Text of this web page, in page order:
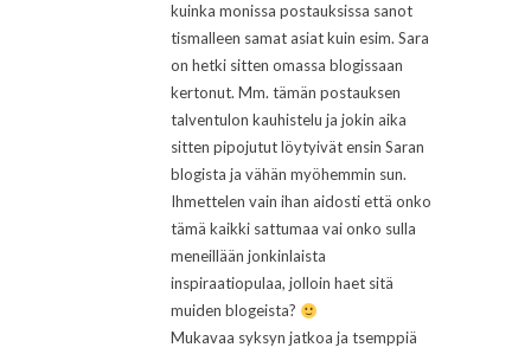
kuinka monissa postauksissa sanot
tismalleen samat asiat kuin esim. Sara
on hetki sitten omassa blogissaan
kertonut. Mm. tämän postauksen
talventulon kauhistelu ja jokin aika
sitten pipojutut löytyivät ensin Saran
blogista ja vähän myöhemmin sun.
Ihmettelen vain ihan aidosti että onko
tämä kaikki sattumaa vai onko sulla
meneillään jonkinlaista
inspiraatiopulaa, jolloin haet sitä
muiden blogeista?
Mukavaa syksyn jatkoa ja tsemppiä